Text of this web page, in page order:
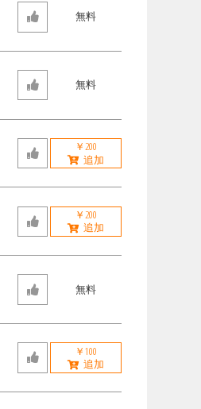
無料
無料
￥200
￥200
無料
￥100